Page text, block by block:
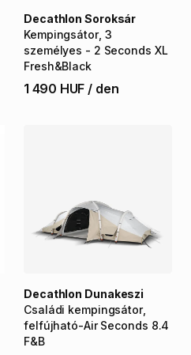
Kempingsátor​,​ 3
személyes - 2 Seconds XL
Fresh&Black
Decathlon Soroksár
1 490 HUF / den
Családi kempingsátor​,​
felfújható-Air Seconds 8.4
F&B
Decathlon Dunakeszi